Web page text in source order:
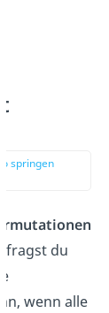
springen
fragst du
wenn alle